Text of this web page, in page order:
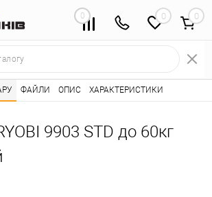
0 0
• Каталог товарів ⭐ • Дотягувачі дверей
9903 STD до 60кг
ФАЙЛИ ОПИС ХАРАКТЕРИСТИКИ